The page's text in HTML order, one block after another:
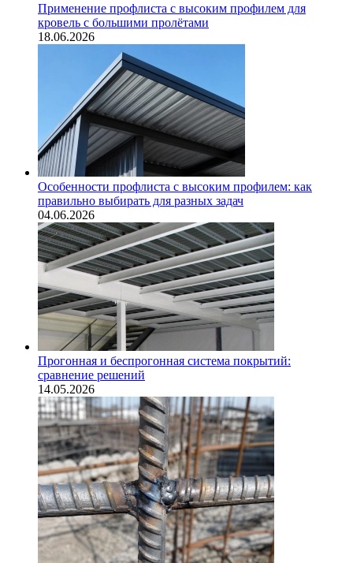
Применение профлиста с высоким профилем для
кровель с большими пролётами
18.06.2026
Особенности профлиста с высоким профилем: как
правильно выбирать для разных задач
04.06.2026
Прогонная и беспрогонная система покрытий:
сравнение решений
14.05.2026